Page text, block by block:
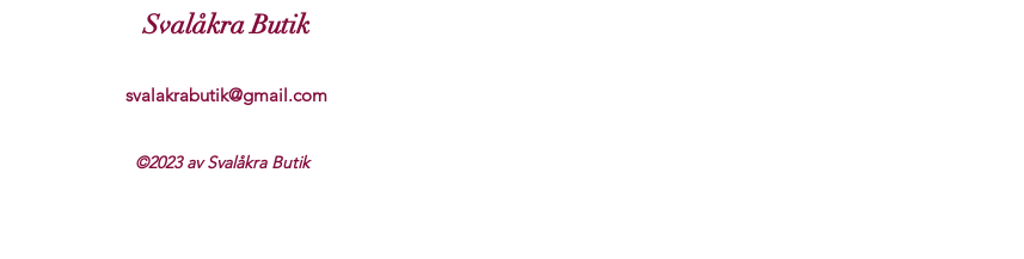
Svalåkra Butik
svalakrabutik@gmail.com
©2023 av Svalåkra Butik